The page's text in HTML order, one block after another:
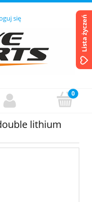
się
lithium
Lista życzeń